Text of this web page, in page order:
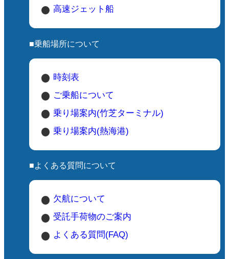
高速ジェット船
■乗船場所について
時刻表
ご乗船について
乗り場案内(竹芝ターミナル)
乗り場案内(熱海港)
■よくある質問について
欠航について
受託手荷物のご案内
よくある質問(FAQ)